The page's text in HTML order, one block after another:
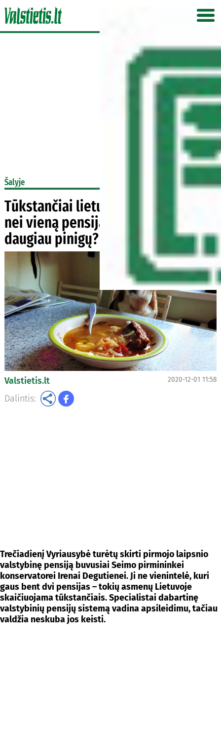
Šalyje
Tūkstančiai lietuvių gauna daugiau
nei vieną pensiją: už ką duoda
daugiau pinigų?
Valstietis.lt 2020-12-01 11:58
Dalintis:
Trečiadienį Vyriausybė turėtų skirti pirmojo laipsnio
valstybinę pensiją buvusiai Seimo pirmininkei
konservatorei Irenai Degutienei. Ji ne vienintelė, kuri
gaus bent dvi pensijas – tokių asmenų Lietuvoje
skaičiuojama tūkstančiais. Specialistai dabartinę
valstybinių pensijų sistemą vadina apsileidimu, tačiau
valdžia neskuba jos keisti.